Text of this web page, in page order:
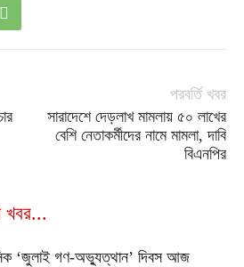
পরবর্তি খবর
সারাদেশে দেড়লাখ মামলায় ৫০ লাখের
বেশি নেতাকর্মীদের নামে মামলা, দাবি
বিএনপির
‘জুলাই গণ-অভ্যুত্থান’ দিবস আজ